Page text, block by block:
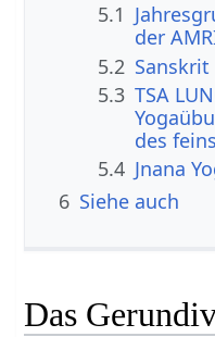
5.1
der
5.2
5.3 TSA
des
5.4 Jnana
6 Siehe auch
Das